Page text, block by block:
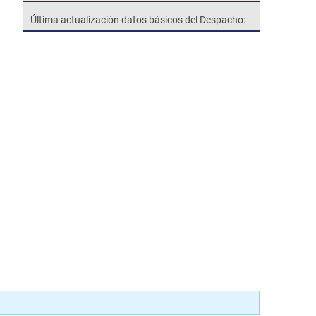
Última actualización datos básicos del Despacho: